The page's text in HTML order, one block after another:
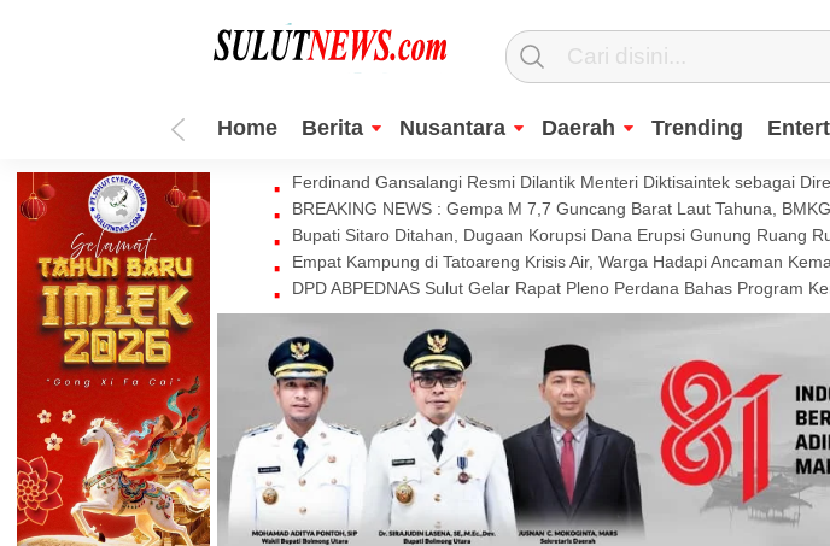
Home Berita Nusantara Daerah Trending
Ferdinand Gansalangi Resmi Dilantik Menteri Diktisaintek sebagai
BREAKING NEWS : Gempa M 7,7 Guncang Barat Laut Tahuna,
Bupati Sitaro Ditahan, Dugaan Korupsi Dana Erupsi Gunung Ruang
Empat Kampung di Tatoareng Krisis Air, Warga Hadapi Ancaman
DPD ABPEDNAS Sulut Gelar Rapat Pleno Perdana Bahas Program